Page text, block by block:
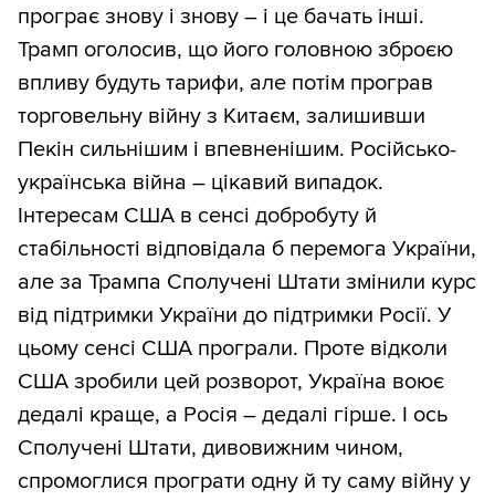
програє знову і знову – і це бачать інші.
Трамп оголосив, що його головною зброєю
впливу будуть тарифи, але потім програв
торговельну війну з Китаєм, залишивши
Пекін сильнішим і впевненішим. Російсько-
українська війна – цікавий випадок.
Інтересам США в сенсі добробуту й
стабільності відповідала б перемога України,
але за Трампа Сполучені Штати змінили курс
від підтримки України до підтримки Росії. У
цьому сенсі США програли. Проте відколи
США зробили цей розворот, Україна воює
дедалі краще, а Росія – дедалі гірше. І ось
Сполучені Штати, дивовижним чином,
спромоглися програти одну й ту саму війну у